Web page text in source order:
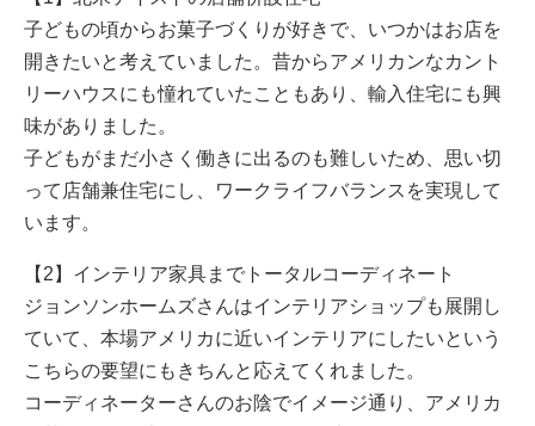
子どもの頃からお菓子づくりが好きで、いつかはお店を
開きたいと考えていました。昔からアメリカンなカント
リーハウスにも憧れていたこともあり、輸入住宅にも興
味がありました。
子どもがまだ小さく働きに出るのも難しいため、思い切
って店舗兼住宅にし、ワークライフバランスを実現して
います。
【2】インテリア家具までトータルコーディネート
ジョンソンホームズさんはインテリアショップも展開し
ていて、本場アメリカに近いインテリアにしたいという
こちらの要望にもきちんと応えてくれました。
コーディネーターさんのお陰でイメージ通り、アメリカ